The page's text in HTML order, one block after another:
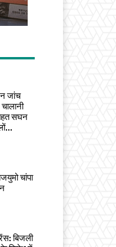
जांच
सघन
चांपा
बिजली